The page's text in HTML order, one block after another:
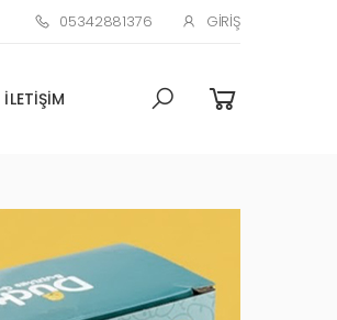
05342881376 GIRIŞ
İLETIŞIM